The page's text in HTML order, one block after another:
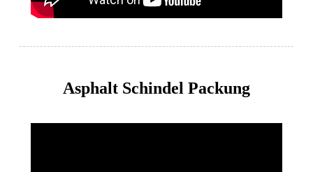
Asphalt Schindel Packung